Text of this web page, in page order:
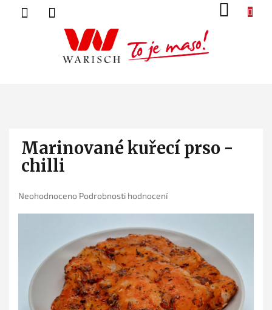
Marinované kuřecí prso -
chilli
Průměrné
hvězdiček.
Neohodnoceno Podrobnosti hodnocení